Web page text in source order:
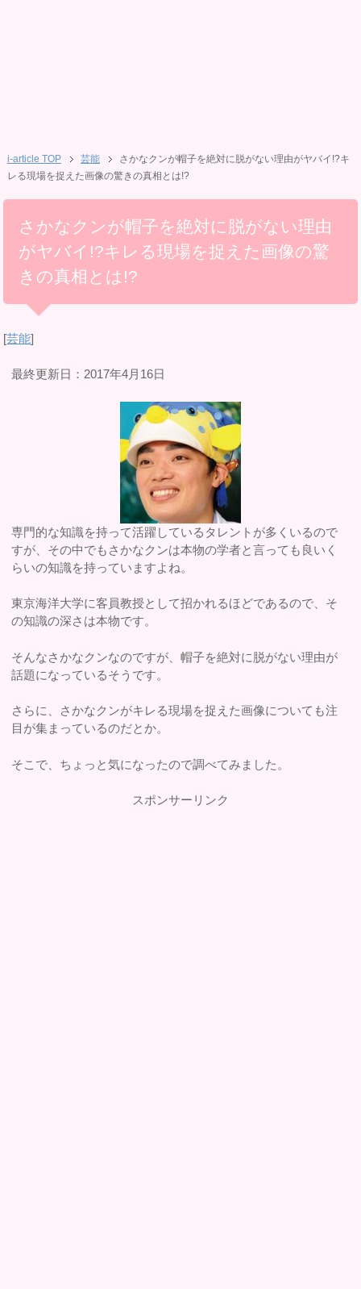
i-article TOP 芸能
さかなクンが帽子を絶対に脱がない理由がヤバイ!?キ
レる現場を捉えた画像の驚きの真相とは!?
さかなクンが帽子を絶対に脱がない理由
がヤバイ!?キレる現場を捉えた画像の驚
きの真相とは!?
[芸能]
最終更新日：2017年4月16日
専門的な知識を持って活躍しているタレントが多くいるので
すが、その中でもさかなクンは本物の学者と言っても良いく
らいの知識を持っていますよね。
東京海洋大学に客員教授として招かれるほどであるので、そ
の知識の深さは本物です。
そんなさかなクンなのですが、帽子を絶対に脱がない理由が
話題になっているそうです。
さらに、さかなクンがキレる現場を捉えた画像についても注
目が集まっているのだとか。
そこで、ちょっと気になったので調べてみました。
スポンサーリンク